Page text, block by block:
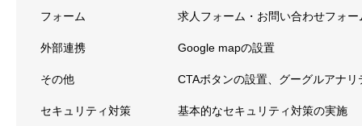
フォーム 求人フォーム・お問い合わせフォー
外部連携 Google mapの設置
その他 CTAボタンの設置、グーグルアナ
セキュリティ対策 基本的なセキュリティ対策の実施